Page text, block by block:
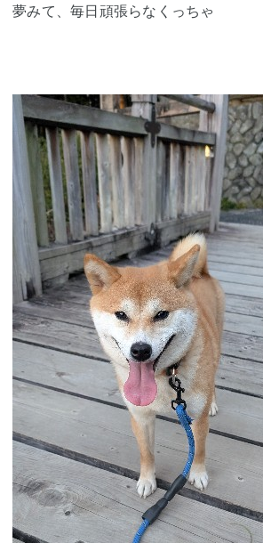
夢みて、毎日頑張らなくっちゃ